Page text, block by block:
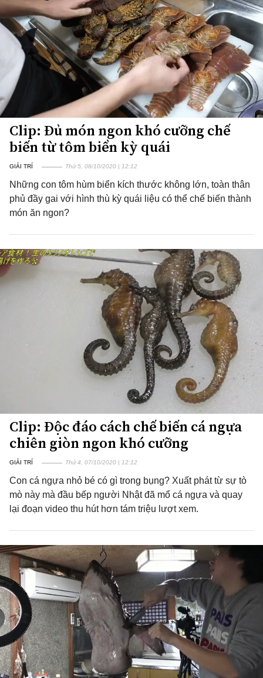
Clip: Đủ món ngon khó cưỡng chế
biến từ tôm biển kỳ quái
GIẢI TRÍ Thứ 5, 08/10/2020 | 12:12
Những con tôm hùm biển kích thước không lớn, toàn thân
phủ đầy gai với hình thù kỳ quái liệu có thể chế biến thành
món ăn ngon?
Clip: Độc đáo cách chế biến cá ngựa
chiên giòn ngon khó cưỡng
GIẢI TRÍ Thứ 4, 07/10/2020 | 12:12
Con cá ngựa nhỏ bé có gì trong bụng? Xuất phát từ sự tò
mò này mà đầu bếp người Nhật đã mổ cá ngựa và quay
lại đoạn video thu hút hơn tám triệu lượt xem.